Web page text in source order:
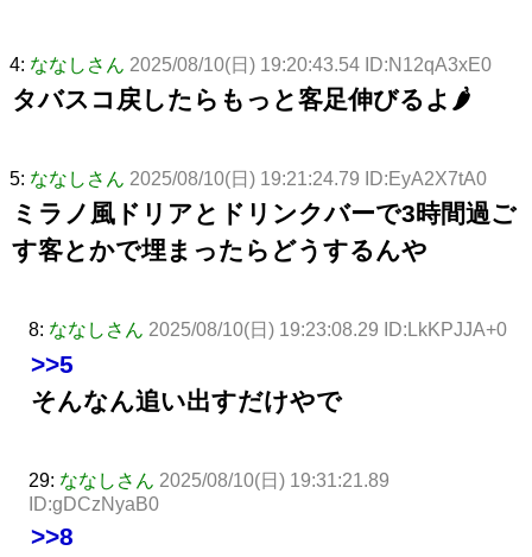
4: ななしさん 2025/08/10(日) 19:20:43.54 ID:N12qA3xE0
タバスコ戻したらもっと客足伸びるよ🌶
5: ななしさん 2025/08/10(日) 19:21:24.79 ID:EyA2X7tA0
ミラノ風ドリアとドリンクバーで3時間過ご
す客とかで埋まったらどうするんや
8: ななしさん 2025/08/10(日) 19:23:08.29 ID:LkKPJJA+0
>>5
そんなん追い出すだけやで
29: ななしさん 2025/08/10(日) 19:31:21.89
ID:gDCzNyaB0
>>8